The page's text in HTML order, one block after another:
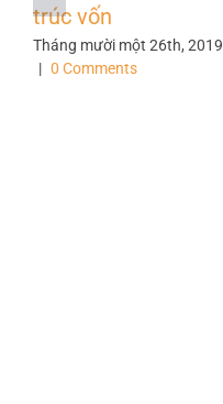
trúc vốn
Tháng mười một 26th, 2019
| 0 Comments